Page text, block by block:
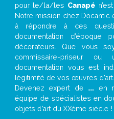
pour le/la/les Canapé
Notre mission chez Docantic
à répondre à ces
documentation
décorateurs. Que vous
commissaire-priseur ou
documentation vous est
légitimité de vos œuvres d’art.
Devenez expert de ... en
équipe de spécialistes en
objets d’art du XXème siècle !